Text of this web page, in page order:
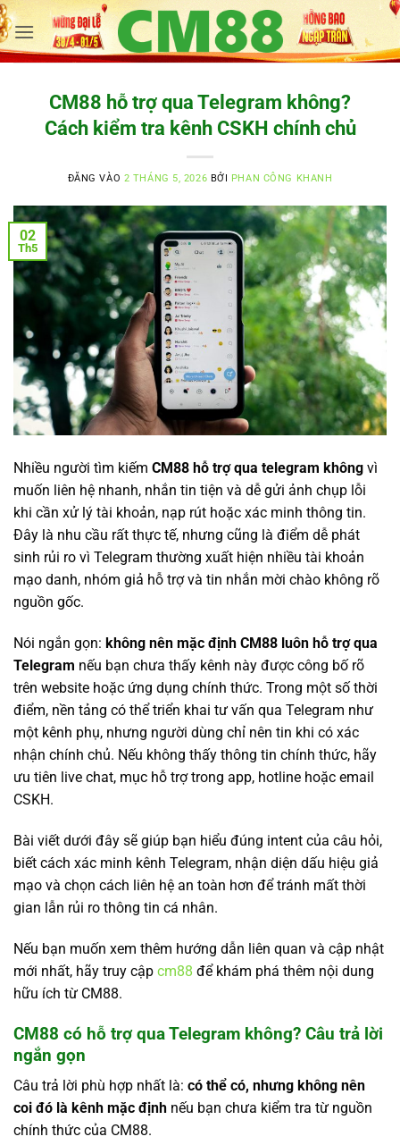
Bỏ
qua
nội
CM88 hỗ trợ qua Telegram không?
Cách kiểm tra kênh CSKH chính chủ
ĐĂNG VÀO 2 THÁNG 5, 2026 BỞI PHAN CÔNG KHANH
02
Th5
Nhiều người tìm kiếm CM88 hỗ trợ qua telegram không vì
muốn liên hệ nhanh, nhắn tin tiện và dễ gửi ảnh chụp lỗi
khi cần xử lý tài khoản, nạp rút hoặc xác minh thông tin.
Đây là nhu cầu rất thực tế, nhưng cũng là điểm dễ phát
sinh rủi ro vì Telegram thường xuất hiện nhiều tài khoản
mạo danh, nhóm giả hỗ trợ và tin nhắn mời chào không rõ
nguồn gốc.
Nói ngắn gọn: không nên mặc định CM88 luôn hỗ trợ qua
Telegram nếu bạn chưa thấy kênh này được công bố rõ
trên website hoặc ứng dụng chính thức. Trong một số thời
điểm, nền tảng có thể triển khai tư vấn qua Telegram như
một kênh phụ, nhưng người dùng chỉ nên tin khi có xác
nhận chính chủ. Nếu không thấy thông tin chính thức, hãy
ưu tiên live chat, mục hỗ trợ trong app, hotline hoặc email
CSKH.
Bài viết dưới đây sẽ giúp bạn hiểu đúng intent của câu hỏi,
biết cách xác minh kênh Telegram, nhận diện dấu hiệu giả
mạo và chọn cách liên hệ an toàn hơn để tránh mất thời
gian lẫn rủi ro thông tin cá nhân.
Nếu bạn muốn xem thêm hướng dẫn liên quan và cập nhật
mới nhất, hãy truy cập cm88 để khám phá thêm nội dung
hữu ích từ CM88.
CM88 có hỗ trợ qua Telegram không? Câu trả lời
ngắn gọn
Câu trả lời phù hợp nhất là: có thể có, nhưng không nên
coi đó là kênh mặc định nếu bạn chưa kiểm tra từ nguồn
chính thức của CM88.